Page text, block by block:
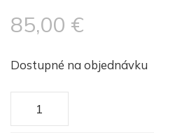
85,00 €
Dostupné na objednávku
množstvo
Visiace